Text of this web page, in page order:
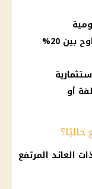
شهادات جديدة بأسعار فائدة تتراوح بين 20%
أو
العائد المرتفع